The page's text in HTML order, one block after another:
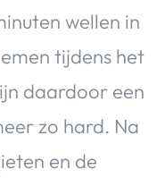
wellen in
tijdens het
daardoor een
zo hard. Na
en de